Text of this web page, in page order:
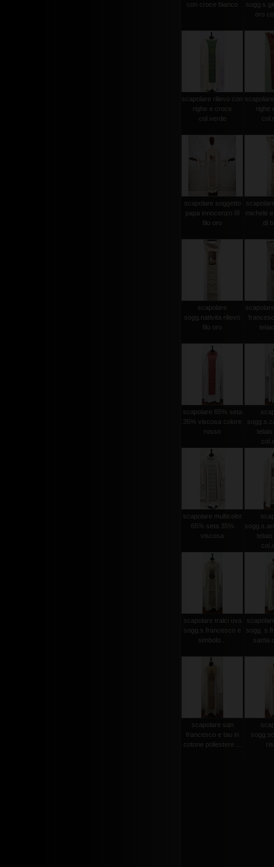
con croce bianco
oro
scapolare rilievo con
righe e croce
col.verde
righe
scapolare soggetto
papa innocenzo III
filo oro
michele
di
scapolare
sogg.nativita rilievo
filo oro
scapolare 65% seta
35% viscosa colore
rosso
telaio
scapolare multicolor
65% seta 35%
viscosa
telaio
scapolare tralci uva
sogg.s.francesco e
simbolo...
sogg.
santa
scapolare san
francesco e tau in
cotone poliestere ...